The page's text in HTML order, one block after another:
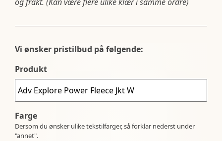
Vi ønsker pristilbud på følgende:
Produkt
Farge
Dersom du ønsker ulike tekstilfarger, så forklar nederst under
"annet".